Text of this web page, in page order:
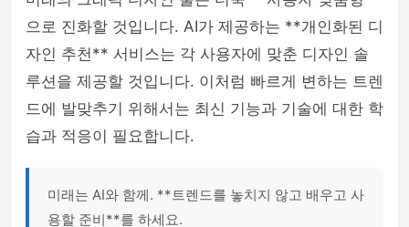
으로 진화할 것입니다. AI가 제공하는 **개인화된 디
자인 추천** 서비스는 각 사용자에 맞춘 디자인 솔
루션을 제공할 것입니다. 이처럼 빠르게 변하는 트렌
드에 발맞추기 위해서는 최신 기능과 기술에 대한 학
습과 적응이 필요합니다.
미래는 AI와 함께. **트렌드를 놓치지 않고 배우고 사
용할 준비**를 하세요.